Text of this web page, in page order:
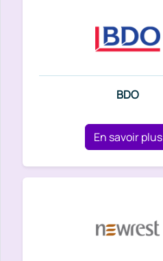
BDO
En savoir plus